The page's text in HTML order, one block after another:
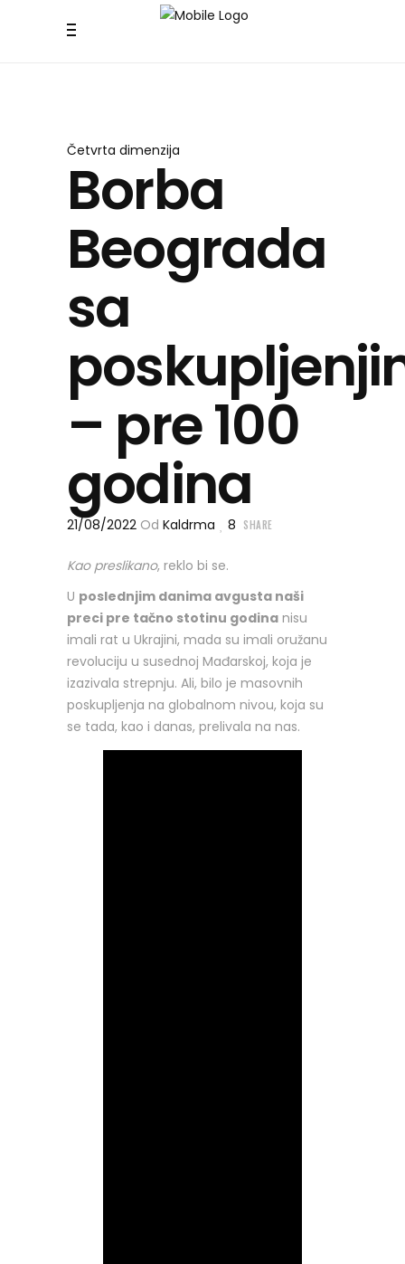
Četvrta dimenzija
Borba
Beograda
sa
– pre 100
godina
21/08/2022 Od Kaldrma 8 SHARE
Kao preslikano, reklo bi se.
U poslednjim danima avgusta naši
preci pre tačno stotinu godina nisu
imali rat u Ukrajini, mada su imali oružanu
revoluciju u susednoj Mađarskoj, koja je
izazivala strepnju. Ali, bilo je masovnih
poskupljenja na globalnom nivou, koja su
se tada, kao i danas, prelivala na nas.